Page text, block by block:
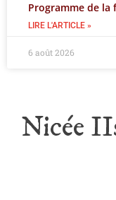
Programme de la
LIRE L'ARTICLE »
6 août 2026
Nicée